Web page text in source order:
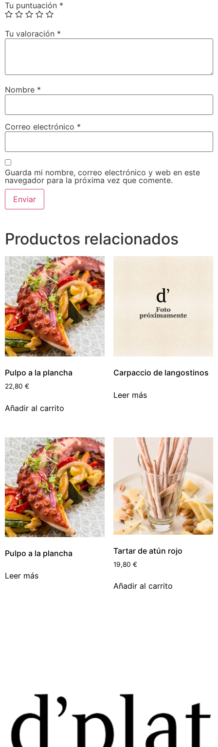
Tu puntuación *
Tu valoración *
Nombre *
Correo electrónico *
Guarda mi nombre, correo electrónico y web en este
navegador para la próxima vez que comente.
Productos relacionados
Pulpo a la plancha
22,80 €
Añadir al carrito
Carpaccio de langostinos
Leer más
Pulpo a la plancha
Leer más
Tartar de atún rojo
19,80 €
Añadir al carrito